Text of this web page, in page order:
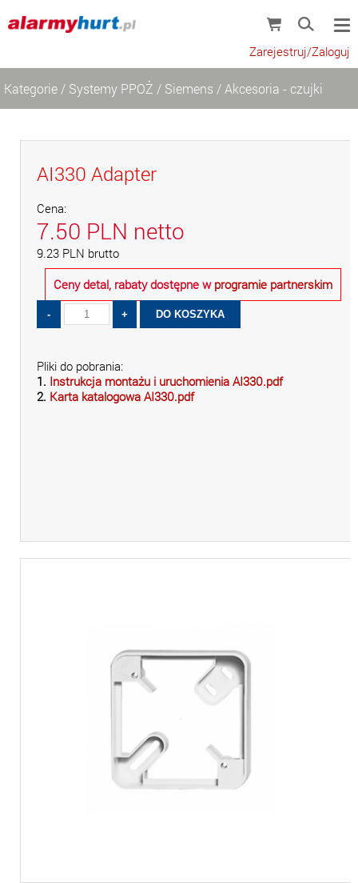
Zarejestruj/Zaloguj
Kategorie / Systemy PPOŻ / Siemens / Akcesoria - czujki
AI330 Adapter
Cena:
7.50 PLN netto
9.23 PLN brutto
Ceny detal, rabaty dostępne w programie partnerskim
Pliki do pobrania:
1. Instrukcja montażu i uruchomienia AI330.pdf
2. Karta katalogowa AI330.pdf